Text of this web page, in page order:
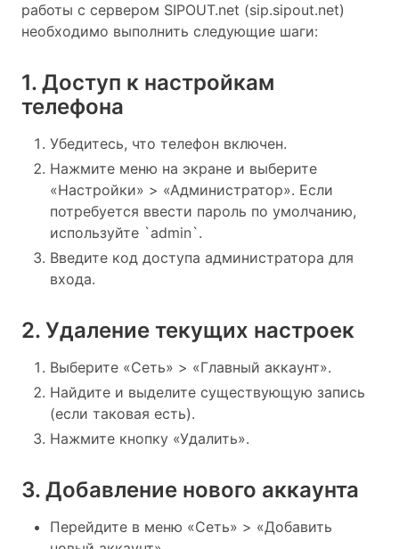
работы с сервером SIPOUT.net (sip.sipout.net)
необходимо выполнить следующие шаги:
1. Доступ к настройкам
телефона
Убедитесь, что телефон включен.
Нажмите меню на экране и выберите
«Настройки» > «Администратор». Если
потребуется ввести пароль по умолчанию,
используйте `admin`.
Введите код доступа администратора для
входа.
2. Удаление текущих настроек
Выберите «Сеть» > «Главный аккаунт».
Найдите и выделите существующую запись
(если таковая есть).
Нажмите кнопку «Удалить».
3. Добавление нового аккаунта
Перейдите в меню «Сеть» > «Добавить